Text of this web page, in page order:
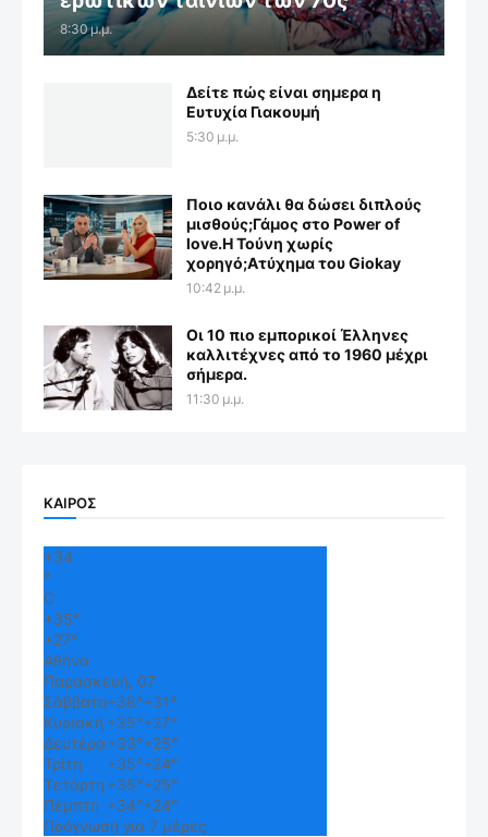
8:30 μ.μ.
Δείτε πώς είναι σημερα η
Ευτυχία Γιακουμή
5:30 μ.μ.
Ποιο κανάλι θα δώσει διπλούς
μισθούς;Γάμος στο Power of
love.Η Τούνη χωρίς
χορηγό;Aτύχημα του Giokay
10:42 μ.μ.
Οι 10 πιο εμπορικοί Έλληνες
καλλιτέχνες από το 1960 μέχρι
σήμερα.
11:30 μ.μ.
ΚΑΙΡΟΣ
+34
°
C
+35°
+27°
Αθήνα
Παρασκευή, 07
Σάββατο+38°+31°
Κυριακή +35°+27°
Δευτέρα+33°+25°
Τρίτη
+35°+24°
Τετάρτη +35°+25°
Πέμπτη +34°+24°
Πρόγνωση για 7 μέρες